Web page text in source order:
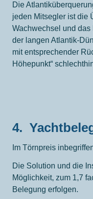
Die
jeden Mitsegler ist die
Wachwechsel und
der langen Atlantik-
mit entsprechender
Höhepunkt“
4.
Im Törnpreis
Die Solution und die
Möglichkeit, zum 1,7
Belegung erfolgen.